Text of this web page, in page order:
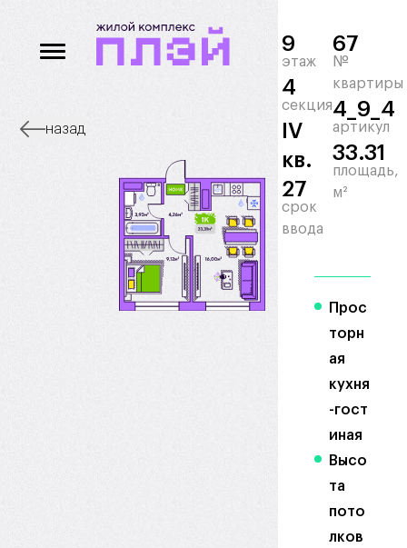
назад
9
этаж
4
секция
IV
кв.
27
срок
ввода
67
№
квартиры
4_9_4
артикул
33.31
площадь,
м²
Прос
торн
ая
кухня
-гост
иная
Высо
та
пото
лков